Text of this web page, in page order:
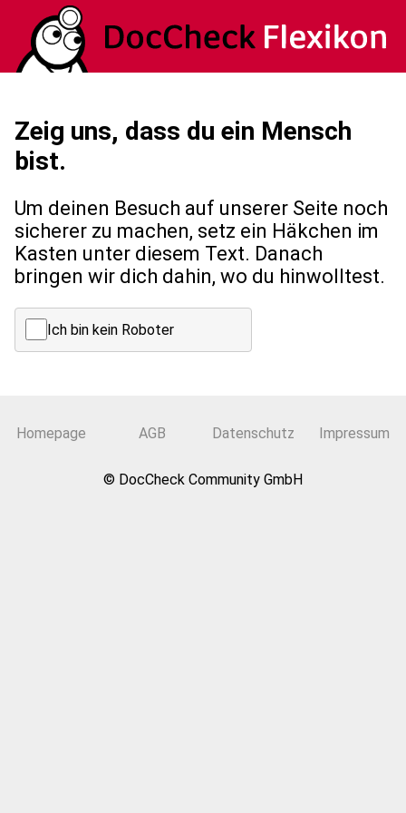
Zeig uns, dass du ein Mensch
bist.
Um deinen Besuch auf unserer Seite noch
sicherer zu machen, setz ein Häkchen im
Kasten unter diesem Text. Danach
bringen wir dich dahin, wo du hinwolltest.
Ich bin kein Roboter
Homepage AGB Datenschutz Impressum
© DocCheck Community GmbH